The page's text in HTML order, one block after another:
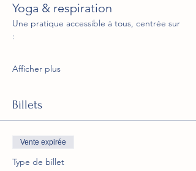
Yoga & respiration
Une pratique accessible à tous, centrée sur
:
Afficher plus
Billets
Vente expirée
Type de billet